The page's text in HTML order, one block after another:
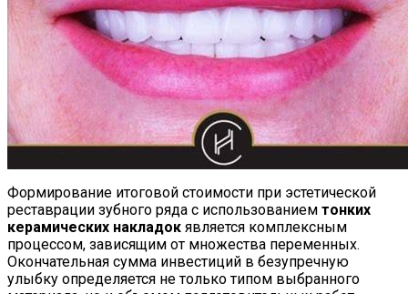
Формирование итоговой стоимости при эстетической
реставрации зубного ряда с использованием тонких
керамических накладок является комплексным
процессом, зависящим от множества переменных.
Окончательная сумма инвестиций в безупречную
улыбку определяется не только типом выбранного